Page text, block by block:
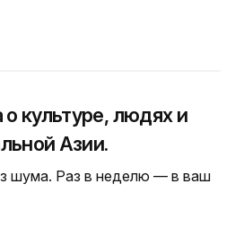
о культуре, людях и
Азии.
шума. Раз в неделю — в ваш